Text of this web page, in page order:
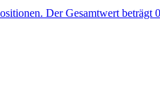
Der Gesamtwert beträgt